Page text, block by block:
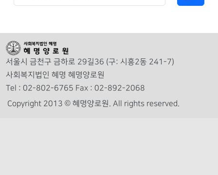
서울시 금천구 금하로 29길36 (구: 시흥2동 241-7)
사회복지법인 혜명 혜명양로원
Tel : 02-802-6765 Fax : 02-892-2068
Copyright 2013 © 혜명양로원. All rights reserved.